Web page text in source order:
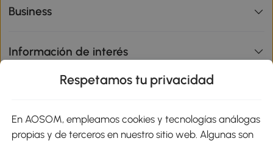
Business
Información de interés
Métodos de Pago
Respetamos tu privacidad
En AOSOM, empleamos cookies y tecnologías análogas
propias y de terceros en nuestro sitio web. Algunas son